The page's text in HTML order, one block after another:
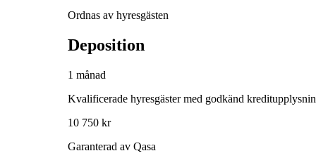
Ordnas av hyresgästen
Deposition
1 månad
Kvalificerade hyresgäster med godkänd
10 750 kr
Garanterad av Qasa